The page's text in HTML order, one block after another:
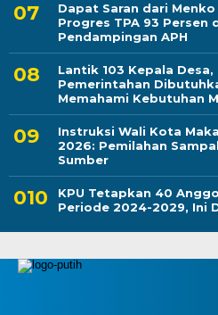
Dapat Saran dari
Progres TPA 93 Persen
Pendampingan APH
Lantik 103 Kepala
Pemerintahan
Memahami Kebutuhan
Instruksi Wali Kota
2026: Pemilahan
Sumber
KPU Tetapkan 40
Periode 2024-2029, Ini